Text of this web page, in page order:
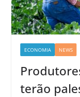
ECONOMIA NEWS
terão